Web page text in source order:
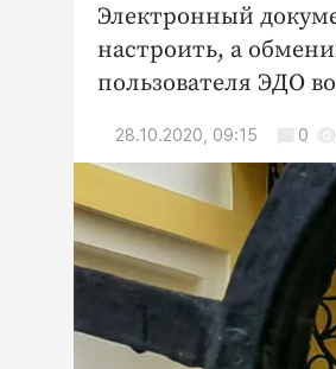
Электронный
настроить, а
пользователя ЭДО
28.10.2020, 09:15 0